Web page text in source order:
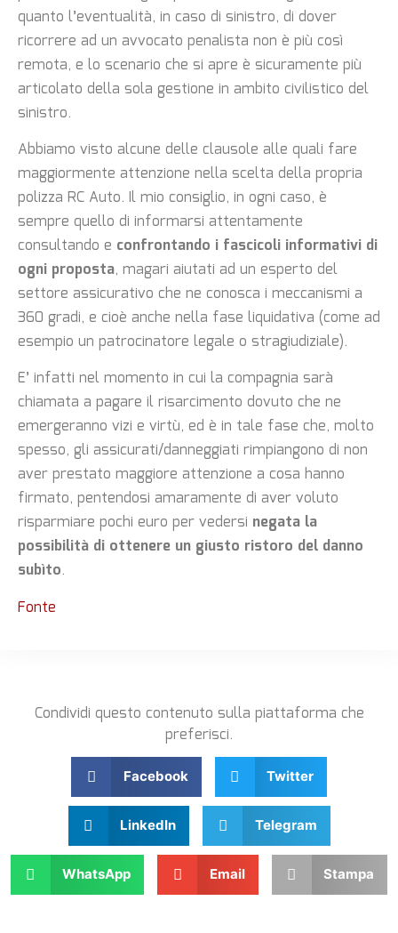
quanto l’eventualità, in caso di sinistro, di dover
ricorrere ad un avvocato penalista non è più così
remota, e lo scenario che si apre è sicuramente più
articolato della sola gestione in ambito civilistico del
sinistro.
Abbiamo visto alcune delle clausole alle quali fare
maggiormente attenzione nella scelta della propria
polizza RC Auto. Il mio consiglio, in ogni caso, è
sempre quello di informarsi attentamente
consultando e confrontando i fascicoli informativi di
ogni proposta, magari aiutati ad un esperto del
settore assicurativo che ne conosca i meccanismi a
360 gradi, e cioè anche nella fase liquidativa (come ad
esempio un patrocinatore legale o stragiudiziale).
E’ infatti nel momento in cui la compagnia sarà
chiamata a pagare il risarcimento dovuto che ne
emergeranno vizi e virtù, ed è in tale fase che, molto
spesso, gli assicurati/danneggiati rimpiangono di non
aver prestato maggiore attenzione a cosa hanno
firmato, pentendosi amaramente di aver voluto
risparmiare pochi euro per vedersi negata la
possibilità di ottenere un giusto ristoro del danno
subìto.
Fonte
Condividi questo contenuto sulla piattaforma che
preferisci.
Facebook Twitter
LinkedIn Telegram
WhatsApp Email Stampa